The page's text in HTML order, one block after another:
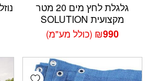
גלגלת לחץ מים 20 מטר
מקצועית SOLUTION
₪990 (כולל מע"מ)
wishlist